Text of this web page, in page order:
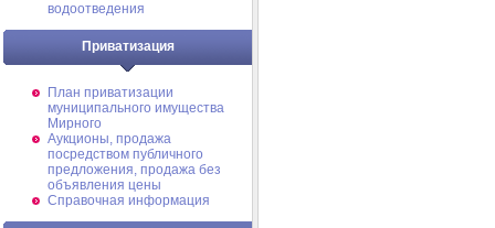
водоотведения
Приватизация
План приватизации
муниципального имущества
Мирного
Аукционы, продажа
посредством публичного
предложения, продажа без
объявления цены
Справочная информация